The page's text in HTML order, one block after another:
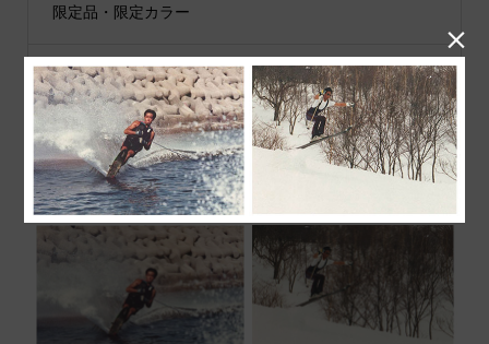
限定品・限定カラー
その他
JIB公式SNS
